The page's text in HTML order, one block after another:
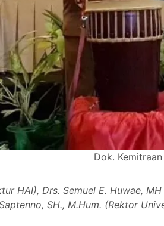
Dok. Kemitraan
HAI), Drs. Semuel E. Huwae,
SH., M.Hum. (Rektor